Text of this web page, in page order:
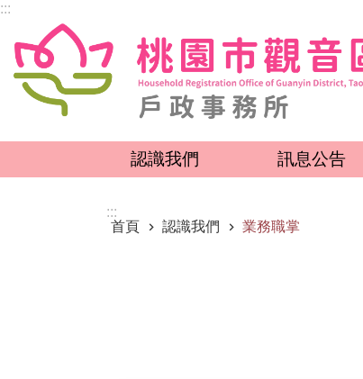
跳到主要內容區塊
:::
認識我們 訊息公告
:::
首頁
認識我們 業務職掌